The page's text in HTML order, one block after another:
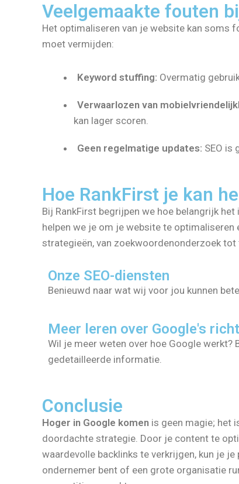
Veelgemaakte fouten
Het optimaliseren van je website kan soms
moet vermijden:
Keyword stuffing: Overmatig
Verwaarlozen van
kan lager scoren.
Geen regelmatige updates: SEO is
Hoe RankFirst je kan
Bij RankFirst begrijpen we hoe belangrijk het
helpen we je om je website te optimaliseren
strategieën, van zoekwoordenonderzoek
Onze SEO-diensten
Benieuwd naar wat wij voor jou kunnen
Meer leren over Google's
Wil je meer weten over hoe Google werkt?
gedetailleerde informatie.
Conclusie
Hoger in Google komen is geen magie; het
doordachte strategie. Door je content te
waardevolle backlinks te verkrijgen, kun je
ondernemer bent of een grote organisatie